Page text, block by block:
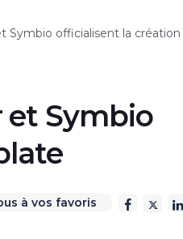
Symbio officialisent la
et Symbio
à vos favoris